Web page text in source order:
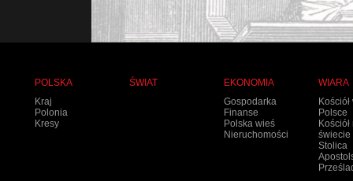
POLSKA
Kraj
Polonia
Kresy
ŚWIAT
EKONOMIA
Gospodarka
Finanse
Polska wieś
Nieruchomości
WIARA
Kościół
Polsce
Kościół
świecie
Stolica